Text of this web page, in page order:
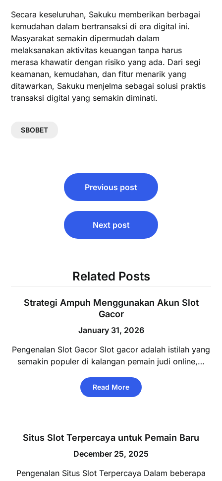
Secara keseluruhan, Sakuku memberikan berbagai
kemudahan dalam bertransaksi di era digital ini.
Masyarakat semakin dipermudah dalam
melaksanakan aktivitas keuangan tanpa harus
merasa khawatir dengan risiko yang ada. Dari segi
keamanan, kemudahan, dan fitur menarik yang
ditawarkan, Sakuku menjelma sebagai solusi praktis
transaksi digital yang semakin diminati.
SBOBET
navigation
Previous post
Next post
Related Posts
Strategi Ampuh Menggunakan Akun Slot
Gacor
January 31, 2026
Pengenalan Slot Gacor Slot gacor adalah istilah yang
semakin populer di kalangan pemain judi online,…
Read More
Situs Slot Terpercaya untuk Pemain Baru
December 25, 2025
Pengenalan Situs Slot Terpercaya Dalam beberapa